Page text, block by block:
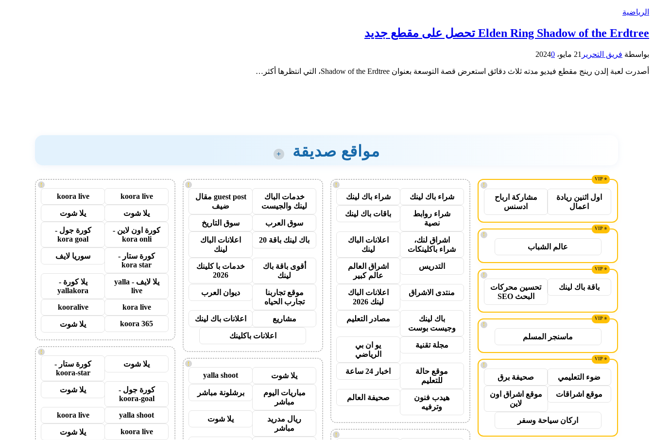
الرياضية
Elden Ring Shadow of the Erdtree تحصل على مقطع جديد
بواسطة فريق التحرير 21 مايو، 2024 0
أصدرت لعبة إلدن رينج مقطع فيديو مدته ثلاث دقائق استعرض قصة التوسعة بعنوان Shadow of the Erdtree، التي انتظرها أكثر…
مواقع صديقة +
!
اول اثنين ريادة
اعمال
مشاركة ارباح
ادسنس
!
عالم الشباب
!
باقة باك لينك
تحسين محركات
البحث SEO
!
ماسنجر المسلم
!
ضوء التعليمي صحيفة برق
موقع اشراقات
موقع اشراق اون
لاين
اركان سياحة وسفر
!
شراء باك لينك شراء باك لينك
شراء روابط
نصية
باقات باك لينك
اشراق لنك،
شراء باكلينكات
اعلانات الباك
لينك
التدريس
اشراق العالم
عالم كبير
منتدى الاشراق
اعلانات الباك
لينك 2026
باك لينك
وجيست بوست
مصادر التعليم
مجلة تقنية
يو ان بي
الرياضي
موقع حالة
للتعليم
اخبار 24 ساعة
هيدب فنون
وترفيه
صحيفة العالم
!
!
خدمات الباك
لينك والجيست
guest post مقال
ضيف
سوق العرب سوق التاريخ
باك لينك باقة 20
اعلانات الباك
لينك
أقوى باقة باك
لينك
خدمات با كلينك
2026
موقع تجاربنا
تجارب الحياه
ديوان العرب
مشاريع اعلانات باك لينك
اعلانات باكلينك
!
يلا شوت yalla shoot
مباريات اليوم
مباشر
برشلونة مباشر
ريال مدريد
مباشر
يلا شوت
!
koora live
koora live
يلا شوت يلا شوت
كورة اون لاين -
kora onli
كورة جول -
kora goal
كورة ستار -
kora star
سوريا لايف
يلا لايف - yalla
live
يلا كورة -
yallakora
kora live
kooralive
koora 365
يلا شوت
!
يلا شوت
كورة ستار -
koora-star
كورة جول -
koora-goal
يلا شوت
yalla shoot
koora live
koora live
يلا شوت